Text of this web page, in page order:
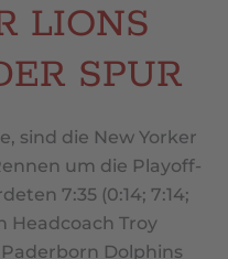
LIONS
SPUR
sind die New Yorker
um die Playoff-
7:35 (0:14; 7:14;
Headcoach Troy
Dolphins